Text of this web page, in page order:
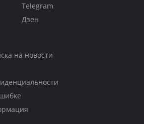
Telegram
Дзен
на новости